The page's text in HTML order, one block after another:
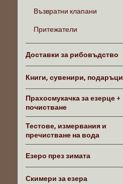
Възвратни клапани
Притежатели
Доставки за рибовъдство
Книги, сувенири, подаръци
Прахосмукачка за езерце +
почистване
Тестове, измервания и
пречистване на вода
Езеро през зимата
Скимери за езера